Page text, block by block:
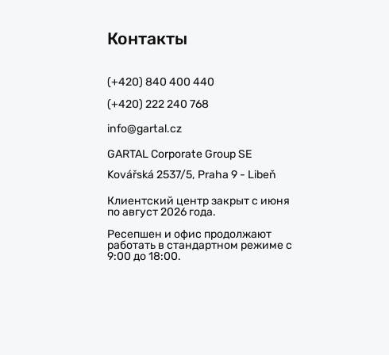
Контакты
(+420) 840 400 440
(+420) 222 240 768
info@gartal.cz
GARTAL Corporate Group SE
Kovářská 2537/5, Praha 9 - Libeň
Клиентский центр закрыт с июня
по август 2026 года.
Ресепшен и офис продолжают
работать в стандартном режиме с
9:00 до 18:00.